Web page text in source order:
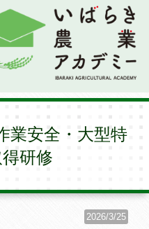
業安全・大型特
研修
2026/3/25